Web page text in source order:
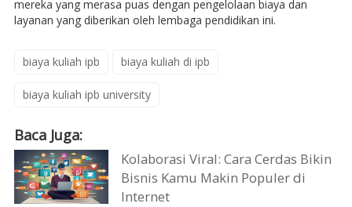
mereka yang merasa puas dengan pengelolaan biaya dan
layanan yang diberikan oleh lembaga pendidikan ini.
biaya kuliah ipb biaya kuliah di ipb
biaya kuliah ipb university
Baca Juga:
Kolaborasi Viral: Cara Cerdas Bikin
Bisnis Kamu Makin Populer di
Internet